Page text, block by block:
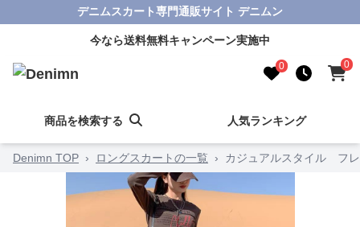
デニムスカート専門通販サイト デニムン
今なら送料無料キャンペーン実施中
0 0
商品を検索する 人気ランキング
Denimn TOP › ロングスカートの一覧 › カジュアルスタイル フ